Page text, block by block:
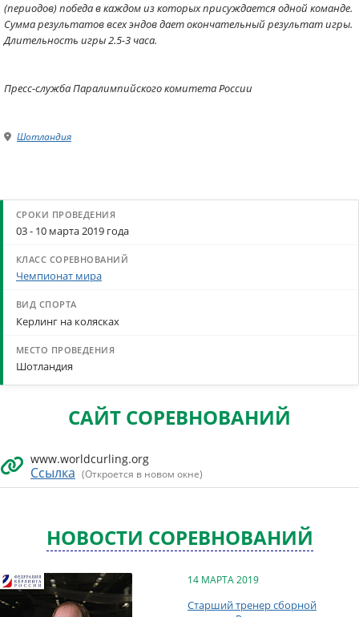
(периодов) победа в каждом из которых присуждается одной команде.
Сумма результатов всех эндов дает окончательный результат игры.
Длительность игры 2.5-3 часа.
Пресс-служба Паралимпийского комитета России
Шотландия
03 - 10 марта 2019 года
Чемпионат мира
Керлинг на колясках
Шотландия
САЙТ СОРЕВНОВАНИЙ
www.worldcurling.org
Ссылка (Откроется в новом окне)
НОВОСТИ СОРЕВНОВАНИЙ
14 МАРТА 2019
Старший тренер сборной